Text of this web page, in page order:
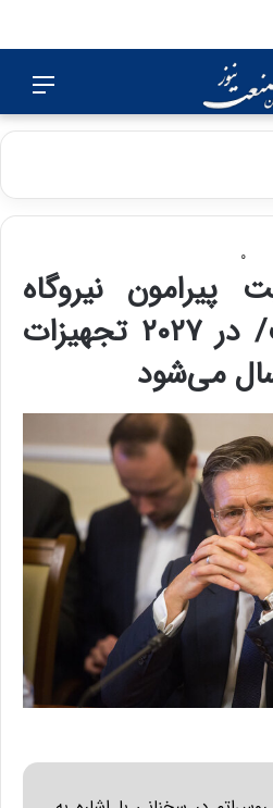
۰
نیروگاه
بوشهر آرام است/ در ۲۰۲۷ تجهیزات